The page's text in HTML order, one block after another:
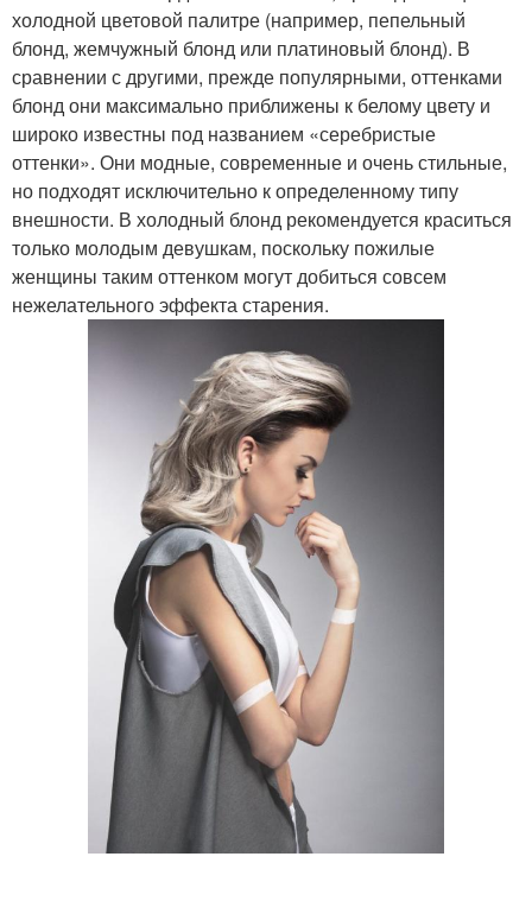
холодной цветовой палитре (например, пепельный
блонд, жемчужный блонд или платиновый блонд). В
сравнении с другими, прежде популярными, оттенками
блонд они максимально приближены к белому цвету и
широко известны под названием «серебристые
оттенки». Они модные, современные и очень стильные,
но подходят исключительно к определенному типу
внешности. В холодный блонд рекомендуется краситься
только молодым девушкам, поскольку пожилые
женщины таким оттенком могут добиться совсем
нежелательного эффекта старения.